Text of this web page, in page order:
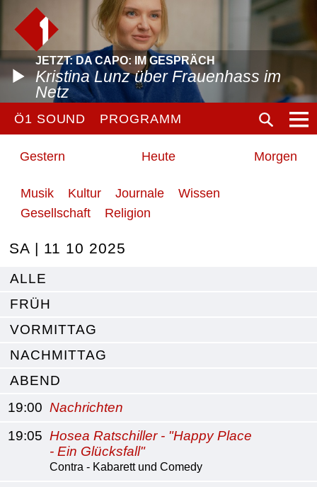
JETZT: DA CAPO: IM GESPRÄCH
Kristina Lunz über Frauenhass im
Netz
Ö1 SOUND PROGRAMM
Gestern Heute Morgen
Musik Kultur Journale
Wissen
Gesellschaft
Religion
SA | 11 10 2025
ALLE
FRÜH
VORMITTAG
NACHMITTAG
ABEND
19:00 Nachrichten
19:05 Hosea Ratschiller - "Happy Place
- Ein Glücksfall"
Contra - Kabarett und Comedy